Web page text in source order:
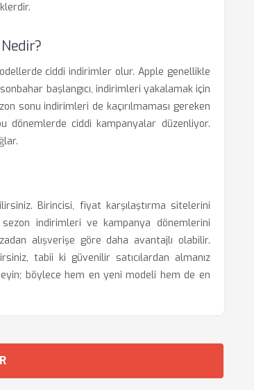
ciddi indirimler olur. Apple genellikle
başlangıcı, indirimleri yakalamak için
sonu indirimleri de kaçırılmaması gereken
dönemlerde ciddi kampanyalar düzenliyor.
Birincisi, fiyat karşılaştırma sitelerini
indirimleri ve kampanya dönemlerini
alışverişe göre daha avantajlı olabilir.
tabii ki güvenilir satıcılardan almanız
böylece hem en yeni modeli hem de en